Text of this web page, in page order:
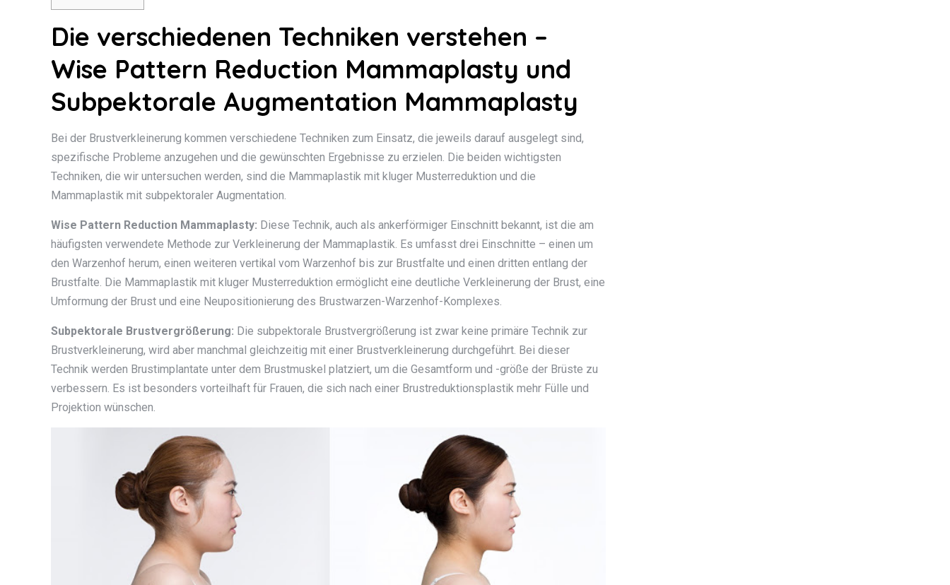
Die verschiedenen Techniken verstehen –
Wise Pattern Reduction Mammaplasty und
Subpektorale Augmentation Mammaplasty
Bei der Brustverkleinerung kommen verschiedene Techniken zum Einsatz, die jeweils darauf ausgelegt sind,
spezifische Probleme anzugehen und die gewünschten Ergebnisse zu erzielen. Die beiden wichtigsten
Techniken, die wir untersuchen werden, sind die Mammaplastik mit kluger Musterreduktion und die
Mammaplastik mit subpektoraler Augmentation.
Wise Pattern Reduction Mammaplasty: Diese Technik, auch als ankerförmiger Einschnitt bekannt, ist die am
häufigsten verwendete Methode zur Verkleinerung der Mammaplastik. Es umfasst drei Einschnitte – einen um
den Warzenhof herum, einen weiteren vertikal vom Warzenhof bis zur Brustfalte und einen dritten entlang der
Brustfalte. Die Mammaplastik mit kluger Musterreduktion ermöglicht eine deutliche Verkleinerung der Brust, eine
Umformung der Brust und eine Neupositionierung des Brustwarzen-Warzenhof-Komplexes.
Subpektorale Brustvergrößerung: Die subpektorale Brustvergrößerung ist zwar keine primäre Technik zur
Brustverkleinerung, wird aber manchmal gleichzeitig mit einer Brustverkleinerung durchgeführt. Bei dieser
Technik werden Brustimplantate unter dem Brustmuskel platziert, um die Gesamtform und -größe der Brüste zu
verbessern. Es ist besonders vorteilhaft für Frauen, die sich nach einer Brustreduktionsplastik mehr Fülle und
Projektion wünschen.